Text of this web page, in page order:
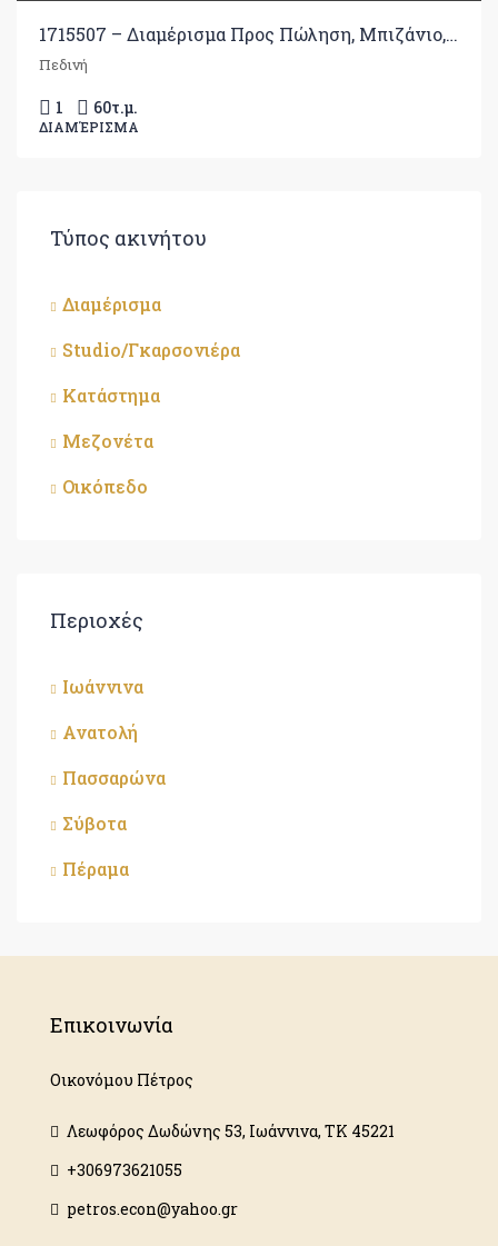
1715507 – Διαμέρισμα Προς Πώληση, Μπιζάνιο, 60 τ.μ., €102.000
Πεδινή
1 60τ.μ.
ΔΙΑΜΈΡΙΣΜΑ
Τύπος ακινήτου
Διαμέρισμα
Studio/Γκαρσονιέρα
Κατάστημα
Μεζονέτα
Οικόπεδο
Περιοχές
Ιωάννινα
Ανατολή
Πασσαρώνα
Σύβοτα
Πέραμα
Επικοινωνία
Οικονόμου Πέτρος
Λεωφόρος Δωδώνης 53, Ιωάννινα, ΤΚ 45221
+306973621055
petros.econ@yahoo.gr